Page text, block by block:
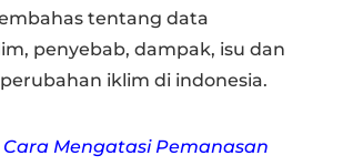
tentang data
penyebab, dampak, isu dan
iklim di indonesia.
Cara Mengatasi Pemanasan